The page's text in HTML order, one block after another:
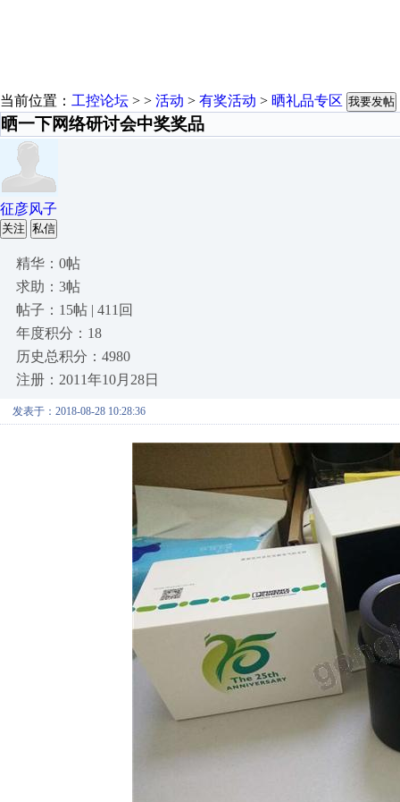
当前位置： 工控论坛 > > 活动 > 有奖活动 > 晒礼品专区 我要发帖
晒一下网络研讨会中奖奖品
征彦风子
关注 私信
精华：0帖
求助：3帖
帖子：15帖 | 411回
年度积分：18
历史总积分：4980
注册：2011年10月28日
发表于：2018-08-28 10:28:36